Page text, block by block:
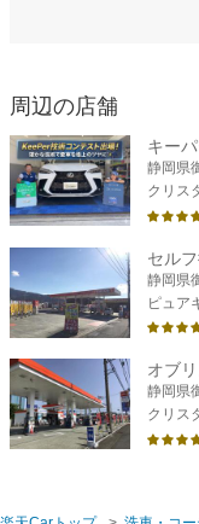
周辺の店舗
キー
静岡県
クリス
セル
静岡県
ピュア
静岡県
クリス